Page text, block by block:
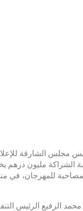
مجلس الشارقة
الشراكة مليون
المصاحبة للمهرجان،
الرفيع الرئيس